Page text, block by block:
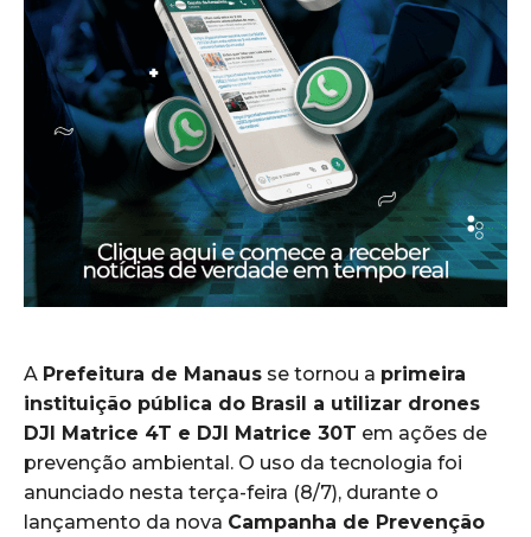
A Prefeitura de Manaus se tornou a primeira
instituição pública do Brasil a utilizar drones
DJI Matrice 4T e DJI Matrice 30T em ações de
prevenção ambiental. O uso da tecnologia foi
anunciado nesta terça-feira (8/7), durante o
lançamento da nova Campanha de Prevenção